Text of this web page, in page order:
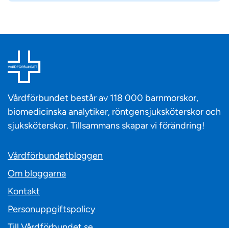
Vårdförbundet består av 118 000 barnmorskor,
biomedicinska analytiker, röntgensjuksköterskor och
sjuksköterskor. Tillsammans skapar vi förändring!
Vårdförbundetbloggen
Om bloggarna
Kontakt
Personuppgiftspolicy